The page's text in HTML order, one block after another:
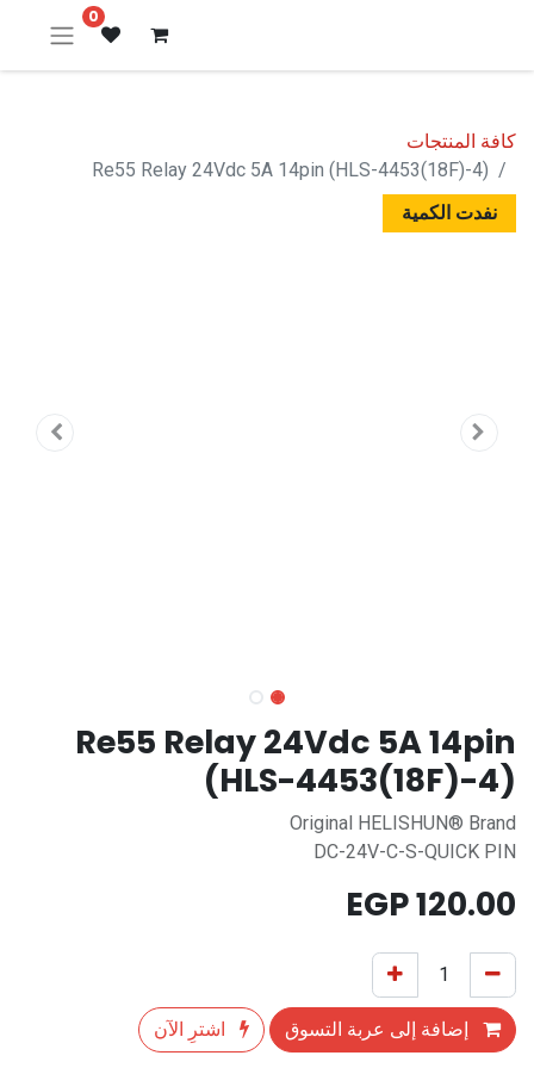
0
كافة المنتجات
Re55 Relay 24Vdc 5A 14pin (HLS-4453(18F)-4)
نفدت الكمية
Re55 Relay 24Vdc 5A 14pin
(HLS-4453(18F)-4)
Original HELISHUN® Brand
DC-24V-C-S-QUICK PIN
120.00
إضافة إلى عربة التسوق اشترِ الآن